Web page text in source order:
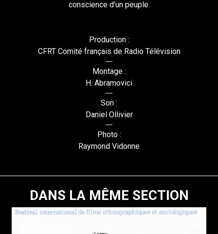
conscience d’un peuple.
Production :
CFRT Comité français de Radio Télévision
Montage :
H. Abramovici
Son :
Daniel Ollivier
Photo :
Raymond Vidonne
DANS LA MÊME SECTION